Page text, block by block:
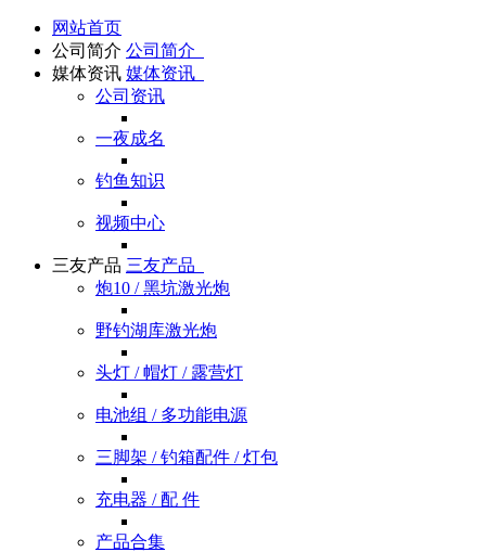
网站首页
公司简介 公司简介
媒体资讯 媒体资讯
公司资讯
一夜成名
钓鱼知识
视频中心
三友产品 三友产品
炮10 / 黑坑激光炮
野钓湖库激光炮
头灯 / 帽灯 / 露营灯
电池组 / 多功能电源
三脚架 / 钓箱配件 / 灯包
充电器 / 配 件
产品合集